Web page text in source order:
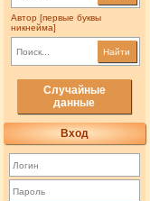
Автор [первые буквы
никнейма]
Найти
Случайные
данные
Вход